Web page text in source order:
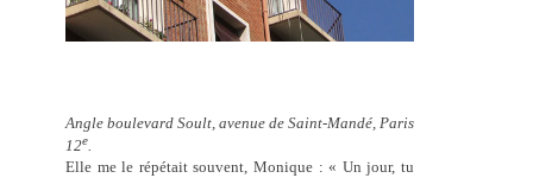
Angle boulevard Soult, avenue de Saint-Mandé, Paris
12e.
Elle me le répétait souvent, Monique : « Un jour, tu